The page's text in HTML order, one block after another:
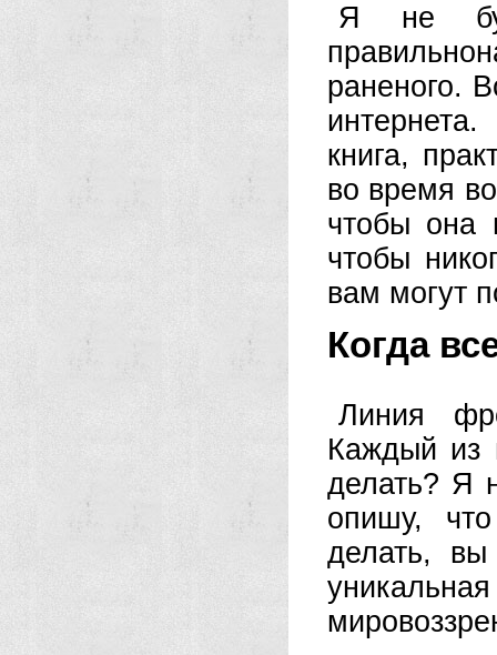
Я не
раненого.
книга,
во время
чтобы она
чтобы
вам могут
Когда
Линия
Каждый из
делать? Я
опишу,
делать,